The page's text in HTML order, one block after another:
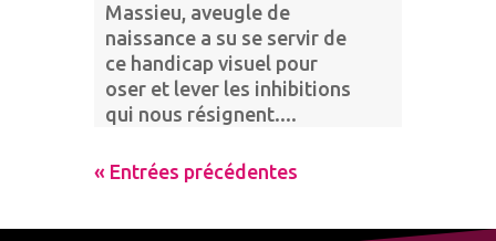
Massieu, aveugle de
naissance a su se servir de
ce handicap visuel pour
oser et lever les inhibitions
qui nous résignent....
« Entrées précédentes